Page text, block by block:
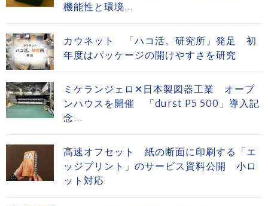
機能性と環境...
カウネット 「ハコ活。研究所」発足 初
年度はパッケージの開けやすさを研究
ミケランジェロ✕日本製図器工業 オープ
ンハウスを開催 「durst P5 500」導入記
念...
高速オフセット 紙の断面に印刷する「エ
ッジプリント」のサービス資料公開 小ロ
ット対応